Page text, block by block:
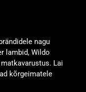
nagu
lambid, Wildo
Lai
kõrgeimatele